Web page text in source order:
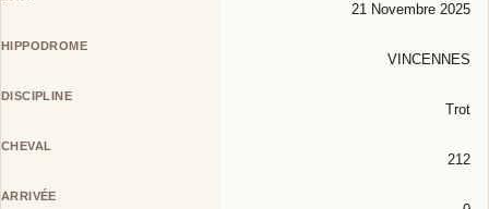
21 Novembre 2025
VINCENNES
Trot
212